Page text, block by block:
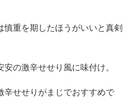
慎重を期したほうがいいと真剣
の激辛せせり風に味付け。
辛せせりがまじでおすすめで